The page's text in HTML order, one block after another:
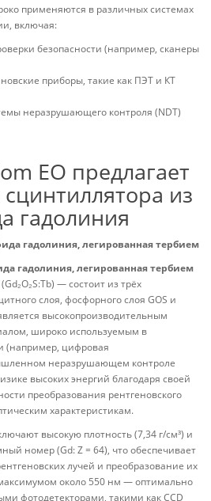
применяются в различных системах
включая:
безопасности (например, сканеры
приборы, такие как ПЭТ и КТ
неразрушающего контроля (NDT)
EO предлагает
из
гадолиния
гадолиния, легированная тербием
гадолиния, легированная тербием
— состоит из трёх
слоя, фосфорного слоя GOS и
высокопроизводительным
широко используемым в
(например, цифровая
неразрушающем контроле
высоких энергий благодаря своей
преобразования рентгеновского
характеристикам.
высокую плотность (7,34 г/см³) и
номер (Gd: Z = 64), что обеспечивает
лучей и преобразование их
около 550 нм — оптимально
фотодетекторами, такими как CCD